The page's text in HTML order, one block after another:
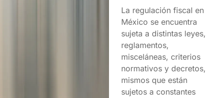
La regulación fiscal en
México se encuentra
sujeta a distintas leyes,
reglamentos,
misceláneas, criterios
normativos y decretos,
mismos que están
sujetos a constantes